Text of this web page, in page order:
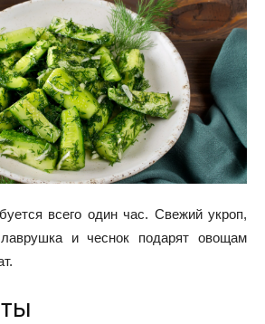
всего один час. Свежий укроп,
и чеснок подарят овощам